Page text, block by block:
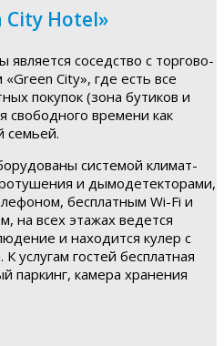
City Hotel»
соседство с торгово-
City», где есть все
покупок (зона бутиков и
свободного времени как
семьей.
системой климат-
и дымодетекторами,
бесплатным Wi-Fi и
на всех этажах ведется
и находится кулер с
услугам гостей бесплатная
паркинг, камера хранения